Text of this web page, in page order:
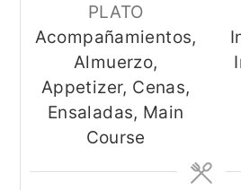
PLATO
Acompañamientos,
Almuerzo,
Appetizer, Cenas,
Ensaladas, Main
Course